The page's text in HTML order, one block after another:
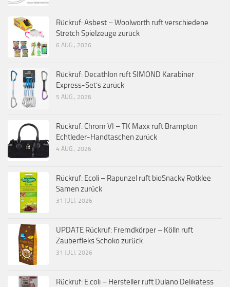
Rückruf: Asbest – Woolworth ruft verschiedene
Stretch Spielzeuge zurück
6 AUG., 2026
Rückruf: Decathlon ruft SIMOND Karabiner
Express-Set’s zurück
5 AUG., 2026
Rückruf: Chrom VI – TK Maxx ruft Brampton
Echtleder-Handtaschen zurück
4 AUG., 2026
Rückruf: Ecoli – Rapunzel ruft bioSnacky Rotklee
Samen zurück
31 JULI, 2026
UPDATE Rückruf: Fremdkörper – Kölln ruft
Zauberfleks Schoko zurück
31 JULI, 2026
Rückruf: E.coli – Hersteller ruft Dulano Delikatess